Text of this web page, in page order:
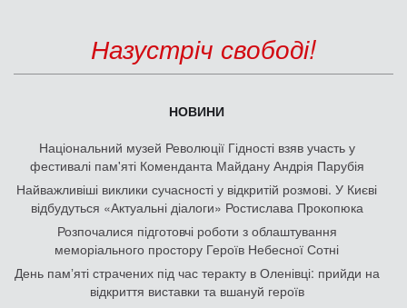
Назустріч свободі!
НОВИНИ
Національний музей Революції Гідності взяв участь у
фестивалі пам'яті Коменданта Майдану Андрія Парубія
Найважливіші виклики сучасності у відкритій розмові. У Києві
відбудуться «Актуальні діалоги» Ростислава Прокопюка
Розпочалися підготовчі роботи з облаштування
меморіального простору Героїв Небесної Сотні
День памʼяті страчених під час теракту в Оленівці: прийди на
відкриття виставки та вшануй героїв